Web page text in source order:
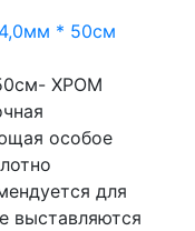
ХРОМ
особое
для
выставляются